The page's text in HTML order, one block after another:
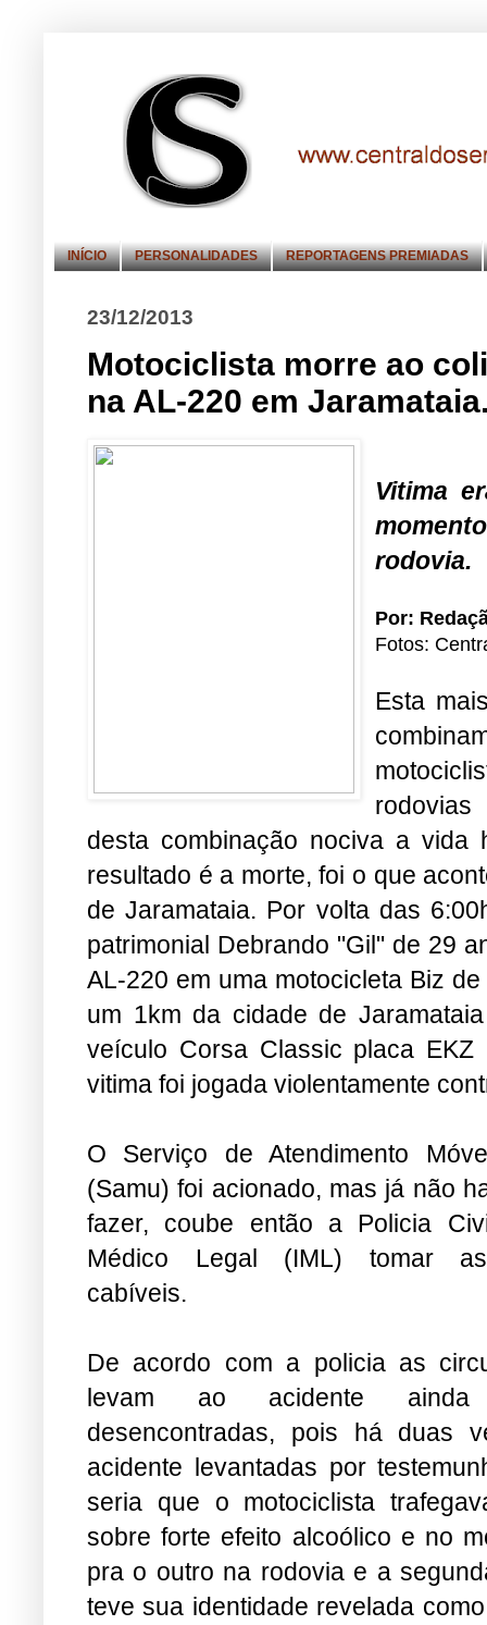
INÍCIO PERSONALIDADES REPORTAGENS PREMIADAS
23/12/2013
Motociclista morre ao
na AL-220 em
Vitima
rodovia.
Por:
Fotos:
Esta
desta combinação nociva a
resultado é a morte, foi o que
de Jaramataia. Por volta das
patrimonial Debrando "Gil" de 29
AL-220 em uma motocicleta Biz
um 1km da cidade de
veículo Corsa Classic placa
vitima foi jogada violentamente
O Serviço de Atendimento
(Samu) foi acionado, mas já não
fazer, coube então a Policia
Médico Legal (IML) tomar as
cabíveis.
De acordo com a policia as
levam ao acidente
desencontradas, pois há duas
acidente levantadas por
seria que o motociclista
sobre forte efeito alcoólico e no
pra o outro na rodovia e a
teve sua identidade revelada